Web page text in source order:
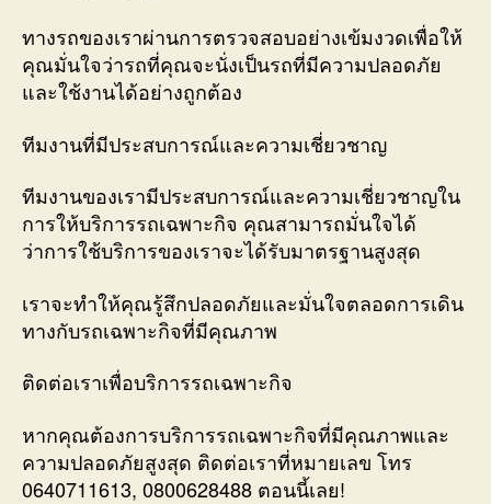
ทางรถของเราผ่านการตรวจสอบอย่างเข้มงวดเพื่อให้
คุณมั่นใจว่ารถที่คุณจะนั่งเป็นรถที่มีความปลอดภัย
และใช้งานได้อย่างถูกต้อง
ทีมงานที่มีประสบการณ์และความเชี่ยวชาญ
ทีมงานของเรามีประสบการณ์และความเชี่ยวชาญใน
การให้บริการรถเฉพาะกิจ คุณสามารถมั่นใจได้
ว่าการใช้บริการของเราจะได้รับมาตรฐานสูงสุด
เราจะทำให้คุณรู้สึกปลอดภัยและมั่นใจตลอดการเดิน
ทางกับรถเฉพาะกิจที่มีคุณภาพ
ติดต่อเราเพื่อบริการรถเฉพาะกิจ
หากคุณต้องการบริการรถเฉพาะกิจที่มีคุณภาพและ
ความปลอดภัยสูงสุด ติดต่อเราที่หมายเลข โทร
0640711613, 0800628488 ตอนนี้เลย!